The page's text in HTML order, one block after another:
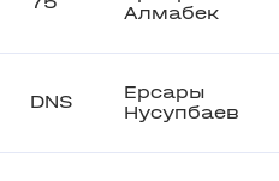
Алмабек
DNS
Ерсары
Нусупбаев